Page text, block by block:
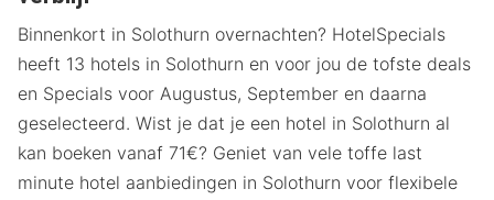
Binnenkort in Solothurn overnachten? HotelSpecials
heeft 13 hotels in Solothurn en voor jou de tofste deals
en Specials voor Augustus, September en daarna
geselecteerd. Wist je dat je een hotel in Solothurn al
kan boeken vanaf 71€? Geniet van vele toffe last
minute hotel aanbiedingen in Solothurn voor flexibele